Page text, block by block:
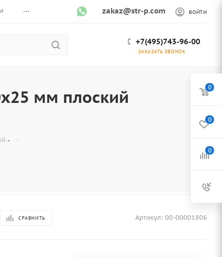
... zakaz@str-p.com ВОЙТИ
+7(495)743-96-00
ЗАКАЗАТЬ ЗВОНОК
мм плоский
—
СРАВНИТЬ Артикул: 00-00001806
0
0
0